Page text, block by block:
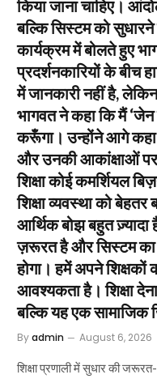
किया जाना चाहिए।
बल्कि सिस्टम को
कार्यक्रम में बोलते हुए
प्रदर्शनकारियों के बीच
में जानकारी नहीं है,
भागवत ने कहा कि मैं
करूँगा। उन्होंने आगे
और उनकी आकांक्षाओं पर
शिक्षा कोई कमर्शियल
शिक्षा व्यवस्था को बेहतर
आर्थिक बोझ बहुत
ज़रूरत है और सिस्टम
होगा। हमें अपने शिक्षकों
आवश्यकता है। शिक्षा
बल्कि यह एक सामाजिक
Byadmin August 6, 2026
शिक्षा प्रणाली में सुधार की